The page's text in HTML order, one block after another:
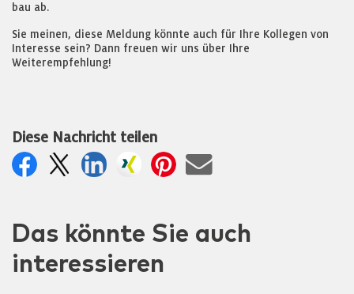
bau ab.
Sie meinen, diese Meldung könnte auch für Ihre Kollegen von
Interesse sein? Dann freuen wir uns über Ihre
Weiterempfehlung!
Diese Nachricht teilen
Das könnte Sie auch
interessieren